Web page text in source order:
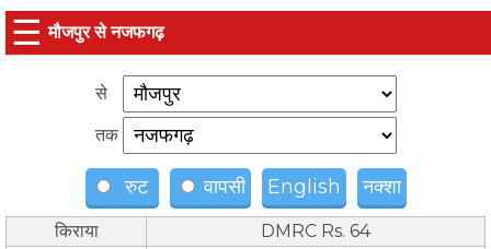
☰ मौजपुर से नजफगढ़
से
तक
रुट वापसी English नक्शा
किराया
DMRC Rs. 64